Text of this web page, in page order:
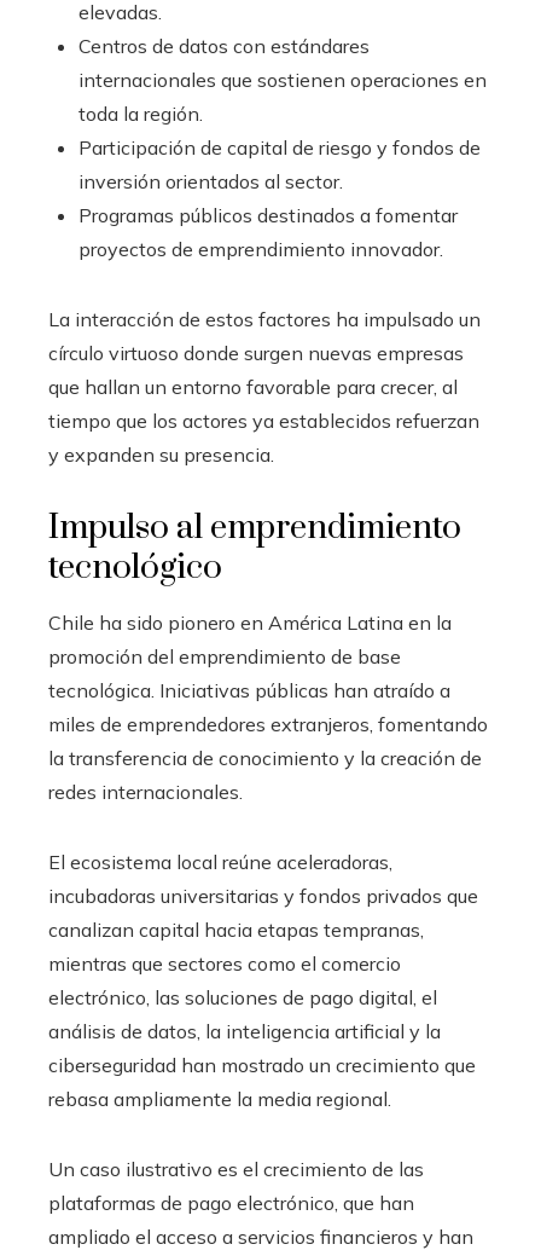
elevadas.
Centros de datos con estándares
internacionales que sostienen operaciones en
toda la región.
Participación de capital de riesgo y fondos de
inversión orientados al sector.
Programas públicos destinados a fomentar
proyectos de emprendimiento innovador.
La interacción de estos factores ha impulsado un
círculo virtuoso donde surgen nuevas empresas
que hallan un entorno favorable para crecer, al
tiempo que los actores ya establecidos refuerzan
y expanden su presencia.
Impulso al emprendimiento
tecnológico
Chile ha sido pionero en América Latina en la
promoción del emprendimiento de base
tecnológica. Iniciativas públicas han atraído a
miles de emprendedores extranjeros, fomentando
la transferencia de conocimiento y la creación de
redes internacionales.
El ecosistema local reúne aceleradoras,
incubadoras universitarias y fondos privados que
canalizan capital hacia etapas tempranas,
mientras que sectores como el comercio
electrónico, las soluciones de pago digital, el
análisis de datos, la inteligencia artificial y la
ciberseguridad han mostrado un crecimiento que
rebasa ampliamente la media regional.
Un caso ilustrativo es el crecimiento de las
plataformas de pago electrónico, que han
ampliado el acceso a servicios financieros y han